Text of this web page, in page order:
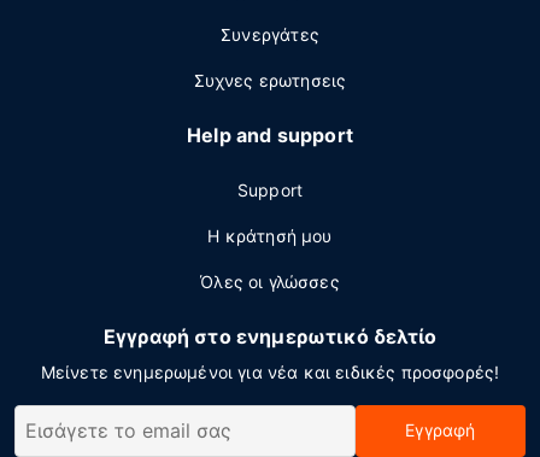
Συνεργάτες
Συχνες ερωτησεις
Help and support
Support
Η κράτησή μου
Όλες οι γλώσσες
Εγγραφή στο ενημερωτικό δελτίο
Μείνετε ενημερωμένοι για νέα και ειδικές προσφορές!
Εγγραφή